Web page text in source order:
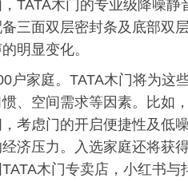
TATA木门的专业级降噪
三面双层密封条及底部双
明显变化。
户家庭。TATA木门将为这
、空间需求等因素。比如
考虑门的开启便捷性及低
济压力。入选家庭还将获
木门专卖店，小红书